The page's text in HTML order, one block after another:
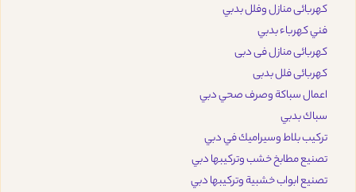
كهربائى منازل وفلل بدبي
فني كهرباء بدبي
كهربائى منازل فى دبى
كهربائى فلل بدبى
اعمال سباكة وصرف صحي دبي
سباك بدبي
تركيب بلاط وسيراميك في دبي
تصنيع مطابخ خشب وتركيبها دبي
تصنيع ابواب خشبية وتركيبها دبي